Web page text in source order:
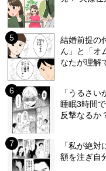
結婚前提の
ん」と「オ
なたが理解
「うるさ
睡眠3時間
反撃なるか
「私が絶
額を注ぎ自